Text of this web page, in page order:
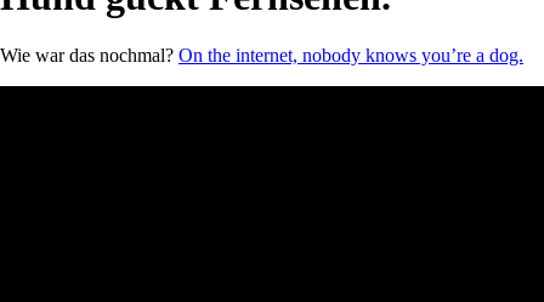
Wie war das nochmal? On the internet, nobody knows you’re a dog.